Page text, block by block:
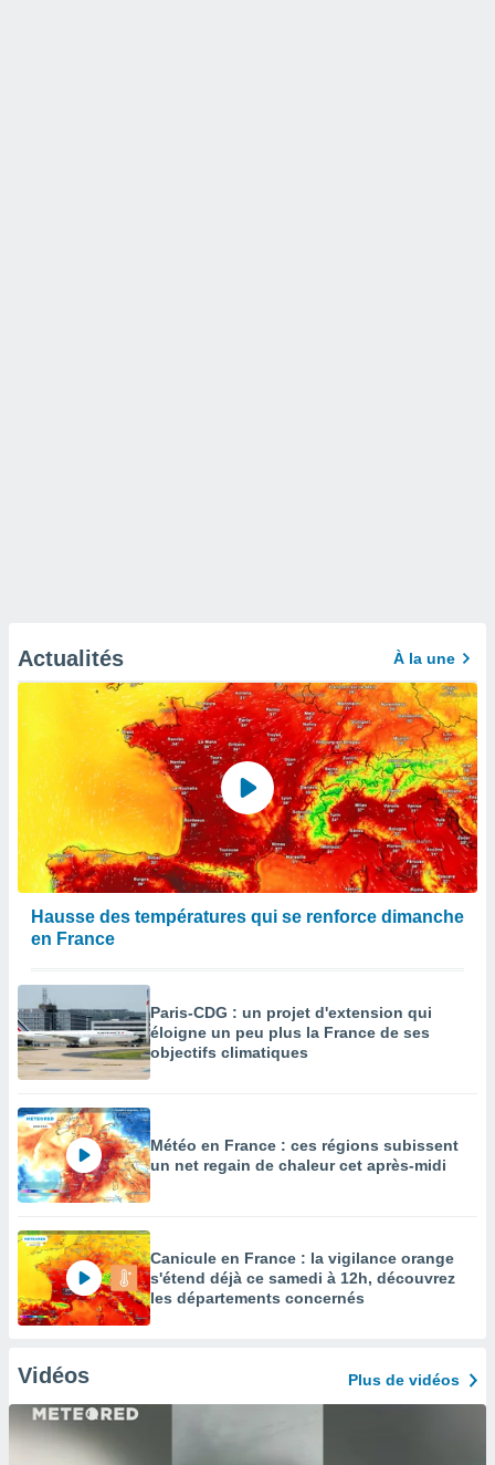
Actualités À la une
Hausse des températures qui se renforce dimanche
en France
Paris-CDG : un projet d'extension qui
éloigne un peu plus la France de ses
objectifs climatiques
Météo en France : ces régions subissent
un net regain de chaleur cet après-midi
Canicule en France : la vigilance orange
s'étend déjà ce samedi à 12h, découvrez
les départements concernés
Vidéos Plus de vidéos